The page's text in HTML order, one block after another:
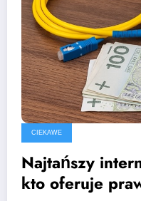
CIEKAWE
Najtańszy
kto oferuje